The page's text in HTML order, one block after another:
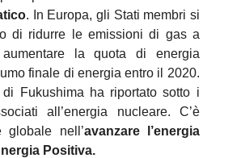
. In Europa, gli Stati membri si
di ridurre le emissioni di gas a
la quota di energia
finale di energia entro il 2020.
di Fukushima ha riportato sotto i
all’energia nucleare. C’è
globale nell’avanzare l’energia
Positiva.